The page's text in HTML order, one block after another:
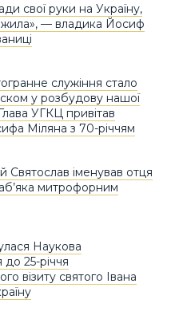
свої руки на Україну,
— владика Йосиф
служіння стало
у розбудову нашої
УГКЦ привітав
Міляна з 70-річчям
Святослав іменував отця
митрофорним
Наукова
25-річчя
візиту святого Івана